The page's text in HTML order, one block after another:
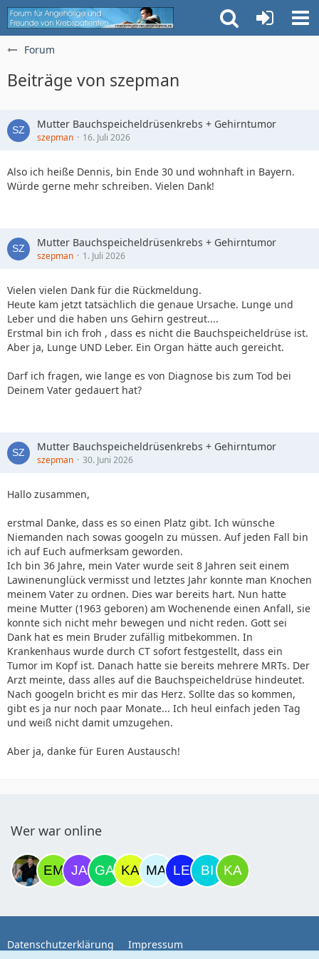
Forum
Beiträge von szepman
Mutter Bauchspeicheldrüsenkrebs + Gehirntumor
szepman 16. Juli 2026
Also ich heiße Dennis, bin Ende 30 und wohnhaft in Bayern.
Würde gerne mehr schreiben. Vielen Dank!
Mutter Bauchspeicheldrüsenkrebs + Gehirntumor
szepman 1. Juli 2026
Vielen vielen Dank für die Rückmeldung.
Heute kam jetzt tatsächlich die genaue Ursache. Lunge und
Leber und die haben uns Gehirn gestreut....
Erstmal bin ich froh , dass es nicht die Bauchspeicheldrüse ist.
Aber ja, Lunge UND Leber. Ein Organ hätte auch gereicht.
Darf ich fragen, wie lange es von Diagnose bis zum Tod bei
Deinem Vater gedauert hat?
Mutter Bauchspeicheldrüsenkrebs + Gehirntumor
szepman 30. Juni 2026
Hallo zusammen,
erstmal Danke, dass es so einen Platz gibt. Ich wünsche
Niemanden nach sowas googeln zu müssen. Auf jeden Fall bin
ich auf Euch aufmerksam geworden.
Ich bin 36 Jahre, mein Vater wurde seit 8 Jahren seit einem
Lawinenunglück vermisst und letztes Jahr konnte man Knochen
meinem Vater zu ordnen. Dies war bereits hart. Nun hatte
meine Mutter (1963 geboren) am Wochenende einen Anfall, sie
konnte sich nicht mehr bewegen und nicht reden. Gott sei
Dank hat es mein Bruder zufällig mitbekommen. In
Krankenhaus wurde durch CT sofort festgestellt, dass ein
Tumor im Kopf ist. Danach hatte sie bereits mehrere MRTs. Der
Arzt meinte, dass alles auf die Bauchspeicheldrüse hindeutet.
Nach googeln bricht es mir das Herz. Sollte das so kommen,
gibt es ja nur noch paar Monate... Ich heul einfach jeden Tag
und weiß nicht damit umzugehen.
Aber ja, danke für Euren Austausch!
Wer war online
Datenschutzerklärung Impressum